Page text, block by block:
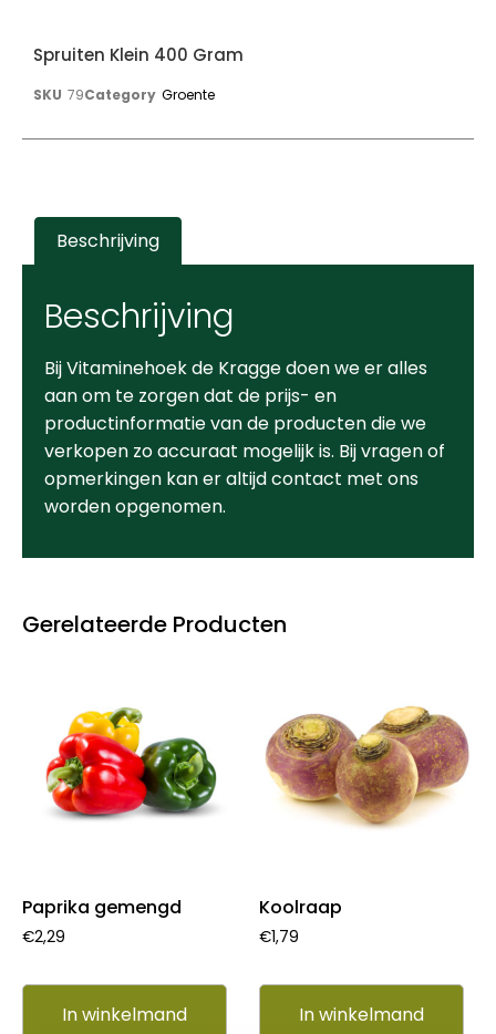
Gerelateerde Producten
Paprika gemengd
€2,29
In winkelmand
Koolraap
€1,79
In winkelmand
Spruiten Klein 400 Gram
SKU 79Category Groente
Beschrijving
Beschrijving
Bij Vitaminehoek de Kragge doen we er alles
aan om te zorgen dat de prijs- en
productinformatie van de producten die we
verkopen zo accuraat mogelijk is. Bij vragen of
opmerkingen kan er altijd contact met ons
worden opgenomen.